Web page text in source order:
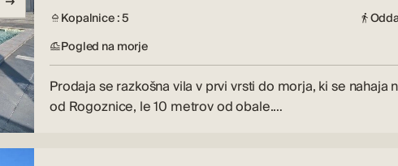
Kopalnice : 5
Pogled na morje
Prodaja se razkošna vila v prvi vrsti do morja, ki se nahaja
od Rogoznice, le 10 metrov od obale.…